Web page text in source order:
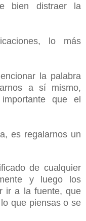
bien distraer la
lo más
la palabra
a sí mismo,
que el
es regalarnos un
de cualquier
y luego los
ir a la fuente, que
que piensas o se